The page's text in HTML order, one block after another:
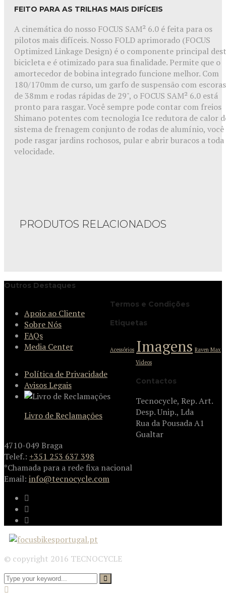
FEITO PARA AS TRILHAS MAIS DIFÍCEIS
A cinemática do nosso FOCUS SAM² 6.0 é feita para os
pilotos mais difíceis. Nosso FOLD aprimorado (FOCUS
Optimized Linkage Design) é o componente principal
bicicleta e é otimizado para sua finalidade. Permite que o
amortecedor de bobina integrado funcione melhor. Com
180/170mm de curso, um garfo de suspensão com escoras
de 38mm e rodas rápidas de 29", o FOCUS SAM² 6.0 está
pronto para rasgar. Você sempre pode contar com freios
Shimano potentes com tecnologia Ice redutora de calor
sistema de frenagem conjunto de rodas de alumínio, você
pode rasgar jardins rochosos, pular e abrir buracos a toda
velocidade.
PRODUTOS RELACIONADOS
Outros Destaques
Apoio ao Cliente
Sobre Nós
FAQs
Media Center
Termos e Condições
Política de Privacidade
Avisos Legais
Livro de Reclamações
Etiquetas
Acessórios Imagens Raven Max
Videos
Contactos
Tecnocycle, Rep. Art.
Desp. Unip., Lda
Rua da Pousada A1
Gualtar
4710-049 Braga
Telef.: +351 253 637 398
*Chamada para a rede fixa nacional
Email: info@tecnocycle.com
© copyright 2016 TECNOCYCLE